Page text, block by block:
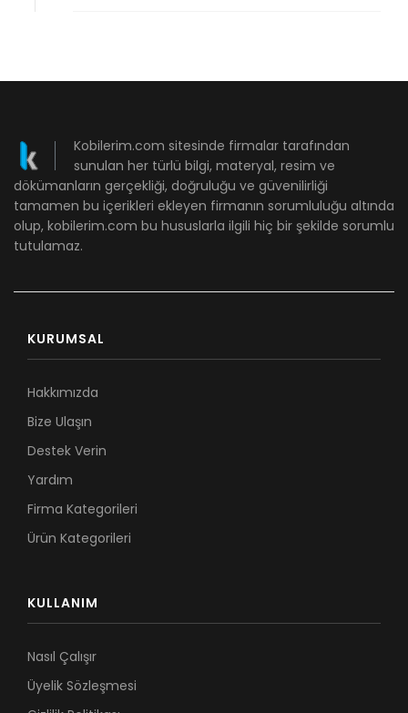
Kobilerim.com sitesinde firmalar tarafından
sunulan her türlü bilgi, materyal, resim ve
dökümanların gerçekliği, doğruluğu ve güvenilirliği
tamamen bu içerikleri ekleyen firmanın sorumluluğu altında
olup, kobilerim.com bu hususlarla ilgili hiç bir şekilde sorumlu
tutulamaz.
KURUMSAL
Hakkımızda
Bize Ulaşın
Destek Verin
Yardım
Firma Kategorileri
Ürün Kategorileri
KULLANIM
Nasıl Çalışır
Üyelik Sözleşmesi